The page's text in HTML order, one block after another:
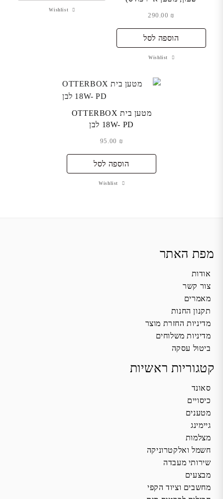
₪
הוספה לסל
Wishlist
Wishlist
מטען בית OTTERBOX
18W- PD לבן
₪
הוספה לסל
Wishlist
מפת האתר
אודות
צור קשר
מאמרים
תקנון החנות
מדיניות החזרת מוצר
מדיניות משלוחים
ביטול עסקה
קטגוריות ראשיות
סאונד
כיסויים
מטענים
גיימינג
מצלמות
חשמל ואלקטרוניקה
שירותי מעבדה
מבצעים
מחשבים וציוד הקפי